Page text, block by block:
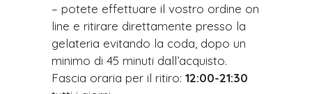
– potete effettuare il vostro ordine on
line e ritirare direttamente presso la
gelateria evitando la coda, dopo un
minimo di 45 minuti dall’acquisto.
Fascia oraria per il ritiro: 12:00-21:30